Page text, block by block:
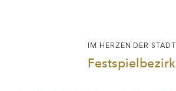
Karteninformation
Gutscheine
IM HERZEN DER STADT
Festspielbezirk